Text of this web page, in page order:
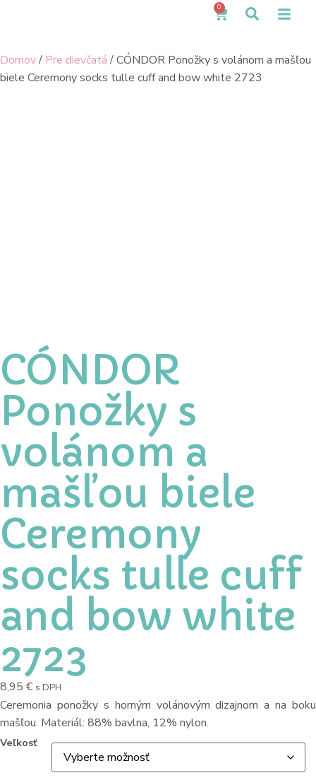
0
Domov/ Pre dievčatá/ CÓNDOR Ponožky s volánom a mašľou
biele Ceremony socks tulle cuff and bow white 2723
CÓNDOR
Ponožky s
volánom a
mašľou biele
Ceremony
socks tulle cuff
and bow white
2723
8,95 € s DPH
Ceremonia ponožky s horným volánovým dizajnom a na boku
mašľou. Materiál: 88% bavlna, 12% nylon.
Veľkosť